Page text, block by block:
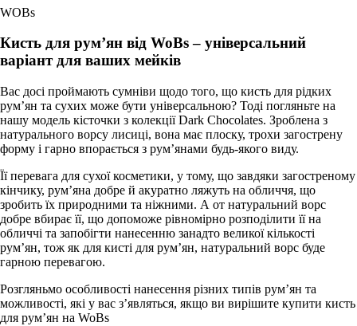
WOBs
Кисть для рум’ян від WoBs – універсальний
варіант для ваших мейків
Вас досі проймають сумніви щодо того, що кисть для рідких
рум’ян та сухих може бути універсальною? Тоді погляньте на
нашу модель кісточки з колекції Dark Chocolates. Зроблена з
натурального ворсу лисиці, вона має плоску, трохи загострену
форму і гарно впорається з рум’янами будь-якого виду.
Її перевага для сухої косметики, у тому, що завдяки загостреному
кінчику, рум’яна добре й акуратно ляжуть на обличчя, що
зробить їх природними та ніжними. А от натуральний ворс
добре вбирає її, що допоможе рівномірно розподілити її на
обличчі та запобігти нанесенню занадто великої кількості
рум’ян, тож як для кисті для рум’ян, натуральний ворс буде
гарною перевагою.
Розгляньмо особливості нанесення різних типів рум’ян та
можливості, які у вас з’являться, якщо ви вирішите купити кисть
для рум’ян на WoBs